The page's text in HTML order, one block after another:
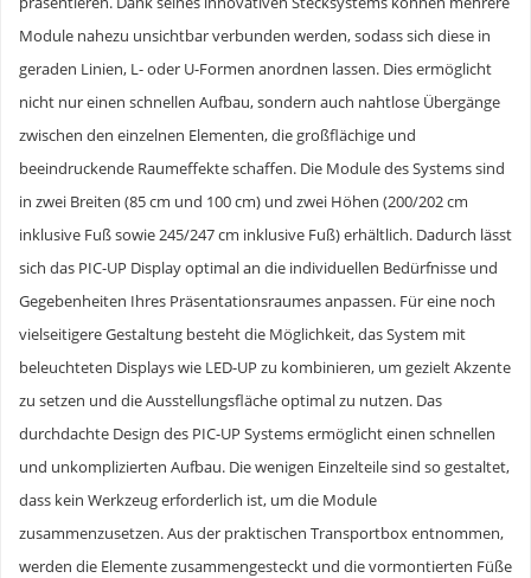
Module nahezu unsichtbar verbunden werden, sodass sich diese in
geraden Linien, L- oder U-Formen anordnen lassen. Dies ermöglicht
nicht nur einen schnellen Aufbau, sondern auch nahtlose Übergänge
zwischen den einzelnen Elementen, die großflächige und
beeindruckende Raumeffekte schaffen. Die Module des Systems sind
in zwei Breiten (85 cm und 100 cm) und zwei Höhen (200/202 cm
inklusive Fuß sowie 245/247 cm inklusive Fuß) erhältlich. Dadurch lässt
sich das PIC-UP Display optimal an die individuellen Bedürfnisse und
Gegebenheiten Ihres Präsentationsraumes anpassen. Für eine noch
vielseitigere Gestaltung besteht die Möglichkeit, das System mit
beleuchteten Displays wie LED-UP zu kombinieren, um gezielt Akzente
zu setzen und die Ausstellungsfläche optimal zu nutzen. Das
durchdachte Design des PIC-UP Systems ermöglicht einen schnellen
und unkomplizierten Aufbau. Die wenigen Einzelteile sind so gestaltet,
dass kein Werkzeug erforderlich ist, um die Module
zusammenzusetzen. Aus der praktischen Transportbox entnommen,
werden die Elemente zusammengesteckt und die vormontierten Füße